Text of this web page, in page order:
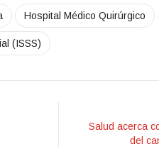
Hospital Médico Quirúrgico
(ISSS)
Salud acerca
del